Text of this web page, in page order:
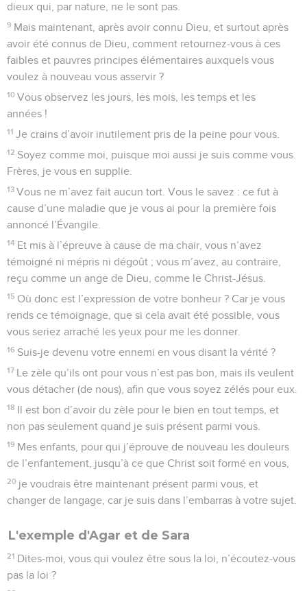
dieux qui, par nature, ne le sont pas.
9 Mais maintenant, après avoir connu Dieu, et surtout après
avoir été connus de Dieu, comment retournez-vous à ces
faibles et pauvres principes élémentaires auxquels vous
voulez à nouveau vous asservir ?
10 Vous observez les jours, les mois, les temps et les
années !
11 Je crains d’avoir inutilement pris de la peine pour vous.
12 Soyez comme moi, puisque moi aussi je suis comme vous.
Frères, je vous en supplie.
13 Vous ne m’avez fait aucun tort. Vous le savez : ce fut à
cause d’une maladie que je vous ai pour la première fois
annoncé l’Évangile.
14 Et mis à l’épreuve à cause de ma chair, vous n’avez
témoigné ni mépris ni dégoût ; vous m’avez, au contraire,
reçu comme un ange de Dieu, comme le Christ-Jésus.
15 Où donc est l’expression de votre bonheur ? Car je vous
rends ce témoignage, que si cela avait été possible, vous
vous seriez arraché les yeux pour me les donner.
16 Suis-je devenu votre ennemi en vous disant la vérité ?
17 Le zèle qu’ils ont pour vous n’est pas bon, mais ils veulent
vous détacher (de nous), afin que vous soyez zélés pour eux.
18 Il est bon d’avoir du zèle pour le bien en tout temps, et
non pas seulement quand je suis présent parmi vous.
19 Mes enfants, pour qui j’éprouve de nouveau les douleurs
de l’enfantement, jusqu’à ce que Christ soit formé en vous,
20 je voudrais être maintenant présent parmi vous, et
changer de langage, car je suis dans l’embarras à votre sujet.
L'exemple d'Agar et de Sara
21 Dites-moi, vous qui voulez être sous la loi, n’écoutez-vous
pas la loi ?